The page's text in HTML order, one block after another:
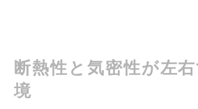
断熱性と気密性が左
境